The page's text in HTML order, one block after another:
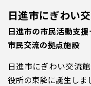
日進市にぎわい
日進市の市民活動支
市民交流の拠点施設
日進市にぎわい交流
役所の東隣に誕生しま